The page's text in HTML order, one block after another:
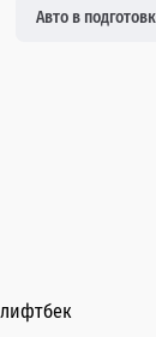
Авто в